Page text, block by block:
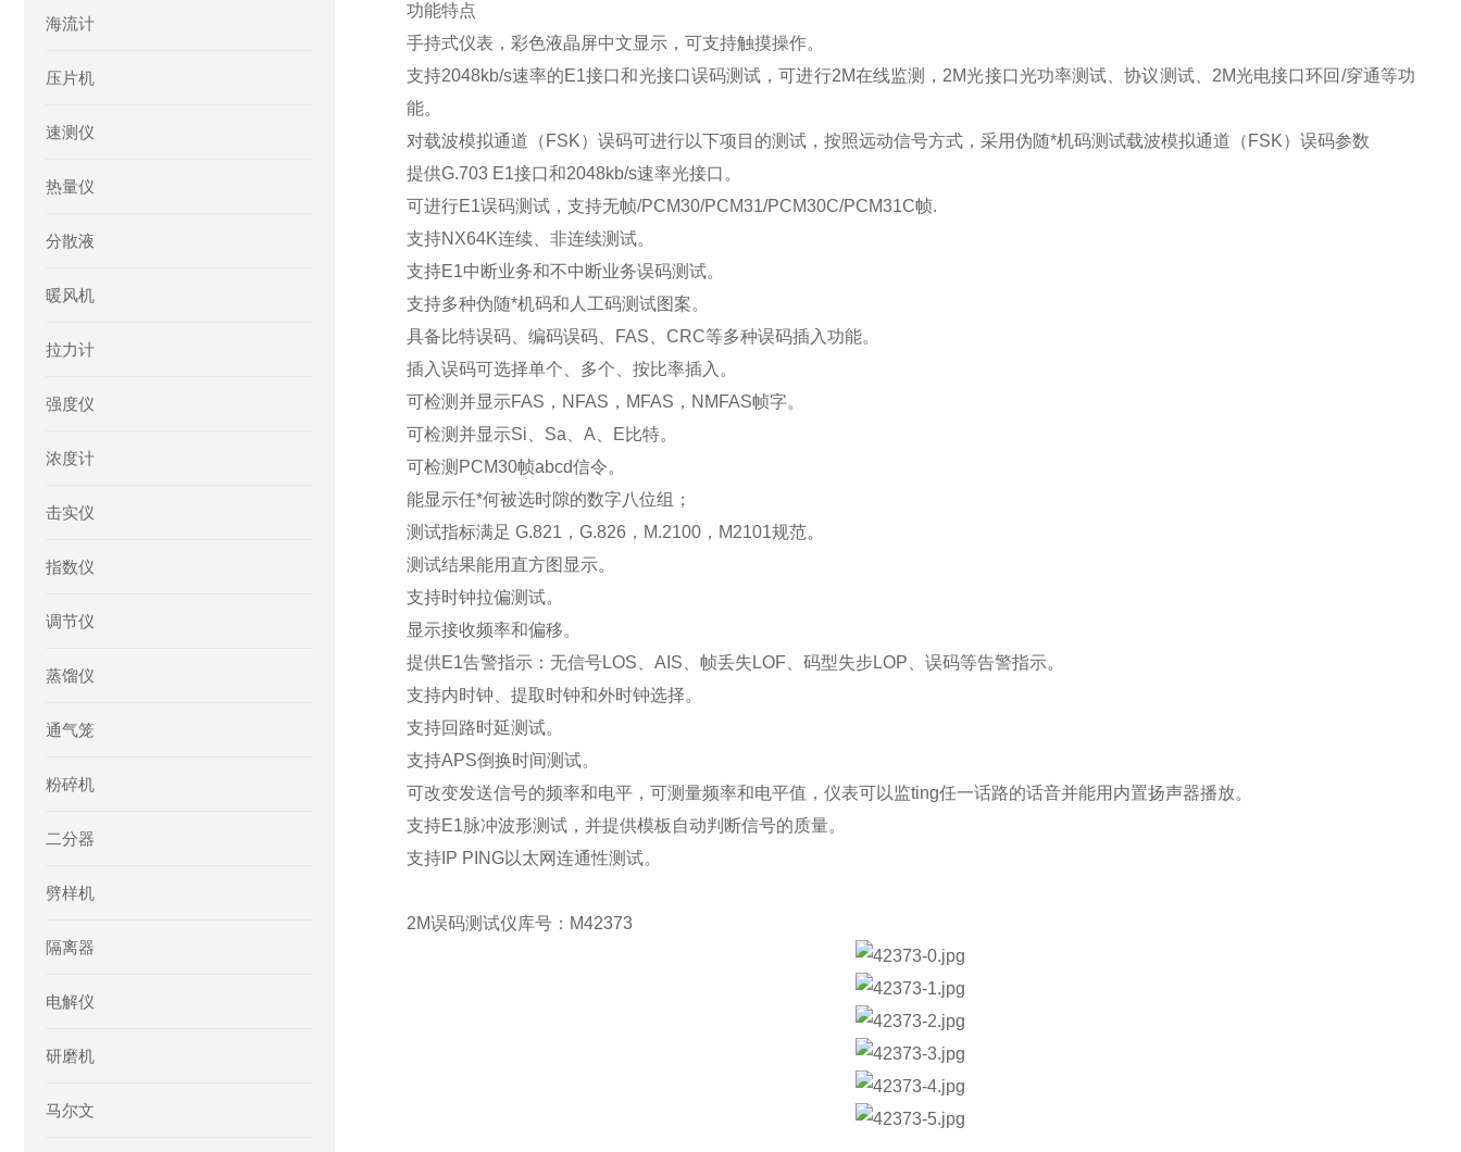
海流计
压片机
速测仪
热量仪
分散液
暖风机
拉力计
强度仪
浓度计
击实仪
指数仪
调节仪
蒸馏仪
通气笼
粉碎机
二分器
劈样机
隔离器
电解仪
研磨机
马尔文
功能特点
手持式仪表，彩色液晶屏中文显示，可支持触摸操作。
支持2048kb/s速率的E1接口和光接口误码测试，可进行2M在线监测，2M光接口光功率测试、协议测试、2M光电接口环回/穿通等功
能。
对载波模拟通道（FSK）误码可进行以下项目的测试，按照远动信号方式，采用伪随*机码测试载波模拟通道（FSK）误码参数
提供G.703 E1接口和2048kb/s速率光接口。
可进行E1误码测试，支持无帧/PCM30/PCM31/PCM30C/PCM31C帧.
支持NX64K连续、非连续测试。
支持E1中断业务和不中断业务误码测试。
支持多种伪随*机码和人工码测试图案。
具备比特误码、编码误码、FAS、CRC等多种误码插入功能。
插入误码可选择单个、多个、按比率插入。
可检测并显示FAS，NFAS，MFAS，NMFAS帧字。
可检测并显示Si、Sa、A、E比特。
可检测PCM30帧abcd信令。
能显示任*何被选时隙的数字八位组；
测试指标满足 G.821，G.826，M.2100，M2101规范。
测试结果能用直方图显示。
支持时钟拉偏测试。
显示接收频率和偏移。
提供E1告警指示：无信号LOS、AIS、帧丢失LOF、码型失步LOP、误码等告警指示。
支持内时钟、提取时钟和外时钟选择。
支持回路时延测试。
支持APS倒换时间测试。
可改变发送信号的频率和电平，可测量频率和电平值，仪表可以监ting任一话路的话音并能用内置扬声器播放。
支持E1脉冲波形测试，并提供模板自动判断信号的质量。
支持IP PING以太网连通性测试。
2M误码测试仪库号：M42373